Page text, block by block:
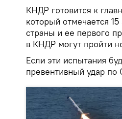
КНДР готовится к
который отмечается
страны и ее первого
в КНДР могут пройти
Если эти испытания
превентивный удар по